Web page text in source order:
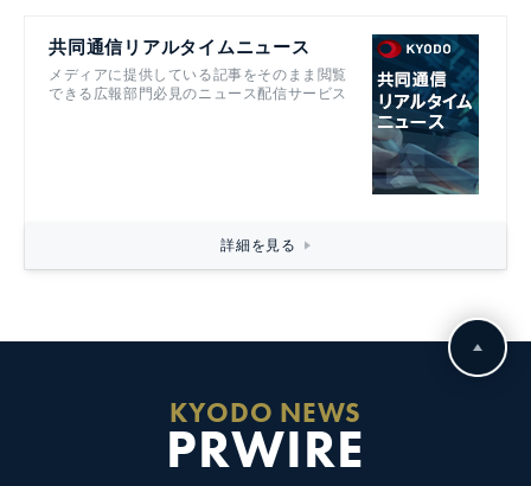
共同通信リアルタイムニュース
メディアに提供している記事をそのまま閲覧
できる広報部門必見のニュース配信サービス
詳細を見る
KYODO NEWS
PRWIRE